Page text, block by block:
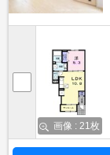
画像 : 21枚